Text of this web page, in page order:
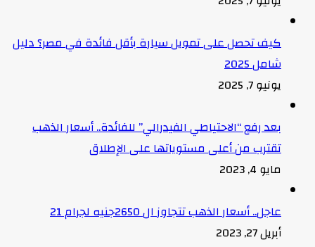
كيف تحصل على تمويل سيارة بأقل فائدة في مصر؟ دليل
شامل 2025
يونيو 7, 2025
بعد رفع “الاحتياطي الفيدرالي” للفائدة.. أسعار الذهب
تقترب من أعلى مستوياتها على الإطلاق
مايو 4, 2023
عاجل.. أسعار الذهب تتجاوز ال 2650جنيه لجرام 21
أبريل 27, 2023